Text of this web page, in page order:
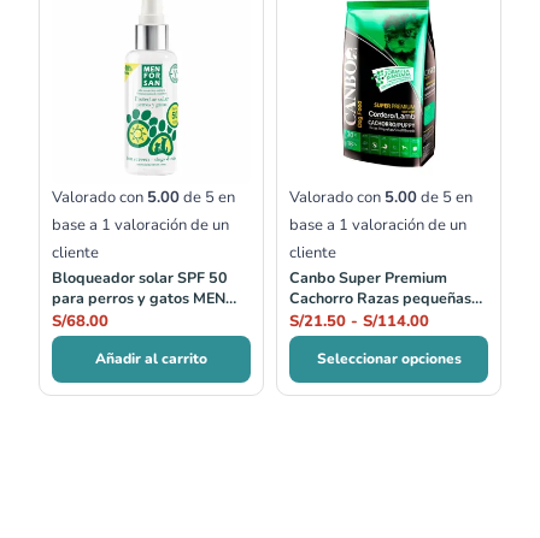
Valorado con 5.00de 5 en
base a 1 valoración de un
cliente
Bloqueador solar SPF 50
para perros y gatos MEN
FOR SAN
S/68.00
Añadir al carrito
Valorado con 5.00de 5 en
base a 1 valoración de un
cliente
Canbo Super Premium
Cachorro Razas pequeñas
Cordero 1kg y 7 kg
S/21.50 - S/114.00
de
precios:
desde
S/21.50
hasta
S/114.00
Seleccionar opciones